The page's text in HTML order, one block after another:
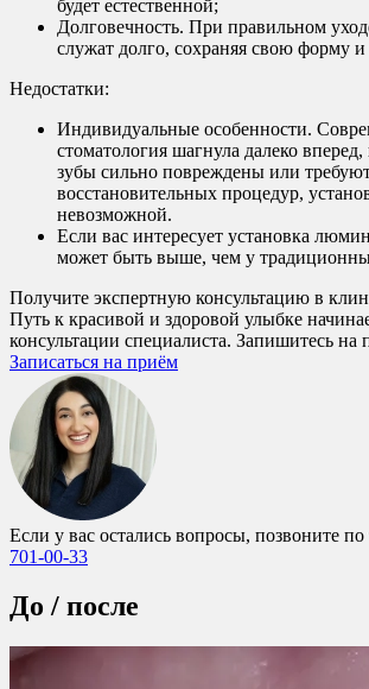
будет естественной;
Долговечность. При правильном
служат долго, сохраняя свою форму и
Недостатки:
Индивидуальные особенности.
стоматология шагнула далеко
зубы сильно повреждены или
восстановительных процедур,
невозможной.
Если вас интересует установка
может быть выше, чем у
Получите экспертную консультацию в
Путь к красивой и здоровой улыбке
консультации специалиста. Запишитесь на
Записаться на приём
Если у вас остались вопросы, позвоните
701-00-33
До / после